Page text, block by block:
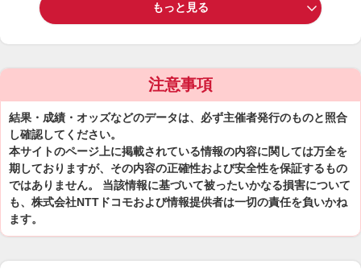
もっと見る
注意事項
結果・成績・オッズなどのデータは、必ず主催者発行のものと照合
し確認してください。
本サイトのページ上に掲載されている情報の内容に関しては万全を
期しておりますが、その内容の正確性および安全性を保証するもの
ではありません。 当該情報に基づいて被ったいかなる損害について
も、株式会社NTTドコモおよび情報提供者は一切の責任を負いかね
ます。